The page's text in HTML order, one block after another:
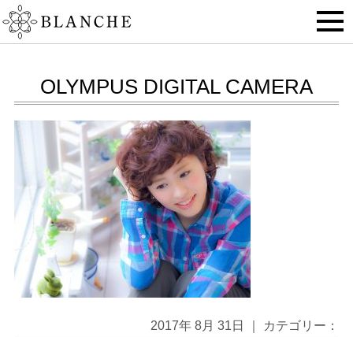
OLYMPUS DIGITAL CAMERA
2017年 8月 31日 ｜ カテゴリー：